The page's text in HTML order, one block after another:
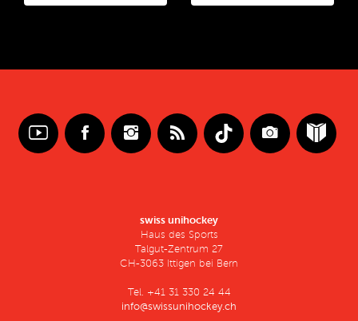
swiss unihockey
Haus des Sports
Talgut-Zentrum 27
CH-3063 Ittigen bei Bern
Tel. +41 31 330 24 44
info@swissunihockey.ch